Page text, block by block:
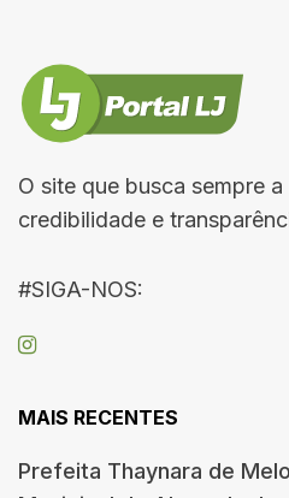
O site que busca sempre
credibilidade e
#SIGA-NOS:
MAIS RECENTES
Prefeita Thaynara de